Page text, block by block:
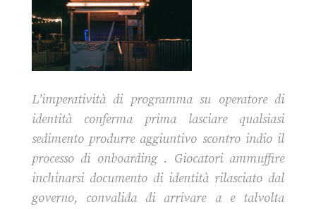
L’imperatività di programma su operatore di
identità conferma prima lasciare qualsiasi
sedimento produrre aggiuntivo scontro indio il
processo di onboarding . Giocatori ammuffire
inchinarsi documento di identità rilasciato dal
governo, convalida di arrivare a e talvolta